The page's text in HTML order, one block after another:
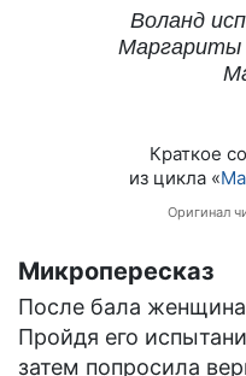
Воланд
Маргариты
Краткое
из цикла «
Оригинал
Микропересказ
После бала
Пройдя его
затем попросила